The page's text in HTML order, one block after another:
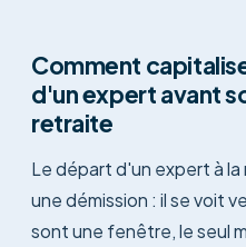
Comment
d'un expert avant
retraite
Le départ d'un expert à
une démission : il se voit
sont une fenêtre, le seul